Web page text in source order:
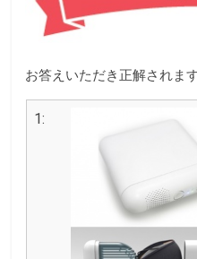
お答えいただき正解されま
1: